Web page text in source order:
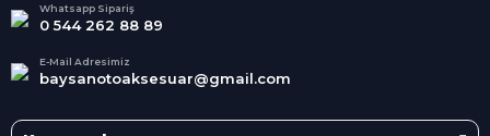
Whatsapp Sipariş
0 544 262 88 89
E-Mail Adresimiz
baysanotoaksesuar@gmail.com